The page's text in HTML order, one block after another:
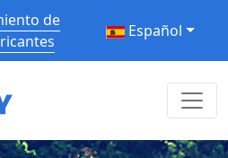
de
Español